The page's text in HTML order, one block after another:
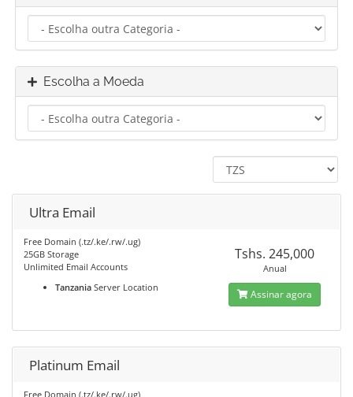
Escolha a Moeda
Ultra Email
Free Domain (.tz/.ke/.rw/.ug)
25GB Storage
Unlimited Email Accounts
Tanzania Server Location
Tshs. 245,000
Anual
Assinar agora
Platinum Email
Free Domain (.tz/.ke/.rw/.ug)